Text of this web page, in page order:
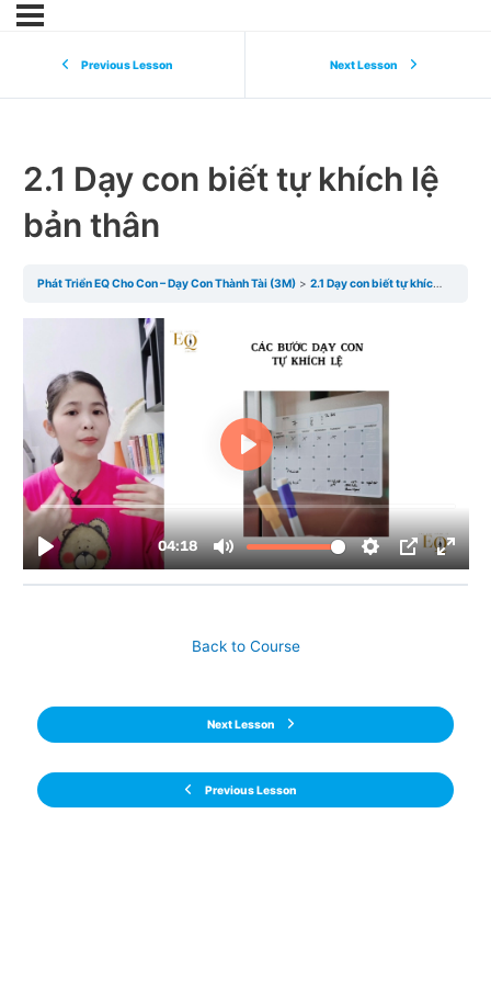
Previous Lesson Next Lesson
2.1 Dạy con biết tự khích lệ
bản thân
Phát Triển EQ Cho Con – Dạy Con Thành Tài (3M) 2.1 Dạy con biết tự khích lệ bản thân
Previous Lesson
Back to Course
Next Lesson